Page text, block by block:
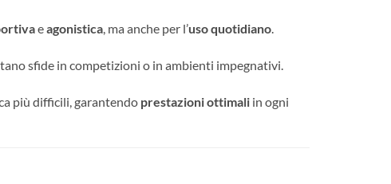
eagonistica, ma anche per l’uso quotidiano.
sfide in competizioni o in ambienti impegnativi.
più difficili, garantendo prestazioni ottimali in ogni